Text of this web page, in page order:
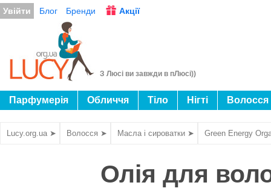
Увійти Блог Бренди Акції
З Люсі ви завжди в пЛюсі))
Парфумерія Обличчя Тіло Нігті Волосся
Lucy.org.ua ➤ Волосся ➤ Масла і сироватки ➤ Green Energy
Олія для